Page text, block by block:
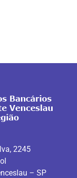
2245
– SP